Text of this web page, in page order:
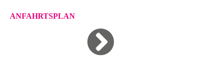
ANFAHRTSPLAN